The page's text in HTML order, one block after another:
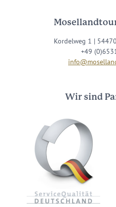
Kordelweg 1 |
+49
Wir sind